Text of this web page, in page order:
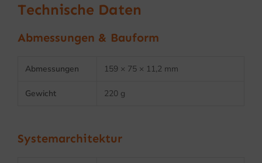
Technische Daten
Abmessungen & Bauform
Abmessungen 159 × 75 × 11,2 mm
Gewicht 220 g
Systemarchitektur